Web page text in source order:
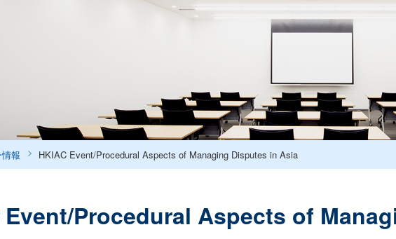
報 HKIAC Event/Procedural Aspects of Managing Disputes in Asia
Event/Procedural Aspects of